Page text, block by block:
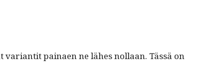
pai­naen ne läh­es nol­laan. Täs­sä on